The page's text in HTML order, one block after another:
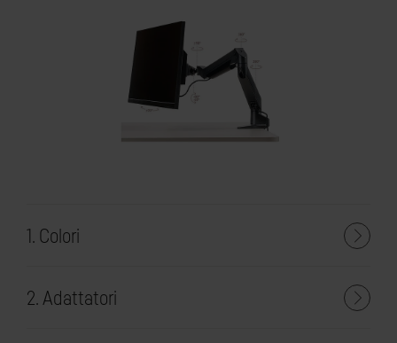
1. Colori
2. Adattatori